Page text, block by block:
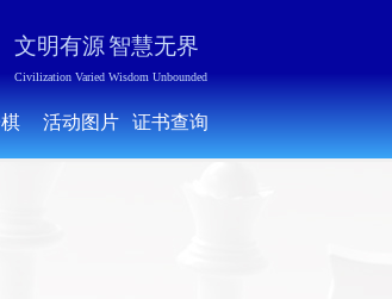
活动图片 证书查询
文明有源 智慧无界
Civilization Varied Wisdom Unbounded